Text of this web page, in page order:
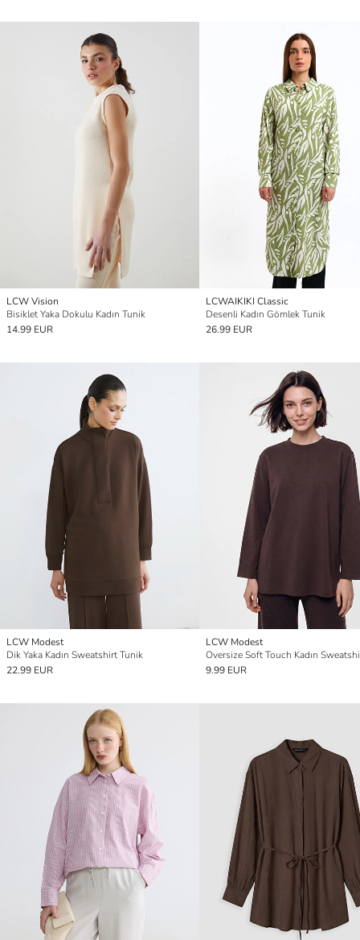
LCW Vision
Bisiklet Yaka Dokulu Kadın Tunik
14.99 EUR
LCWAIKIKI Classic
Desenli Kadın Gömlek Tunik
26.99 EUR
LCW Modest
Dik Yaka Kadın Sweatshirt Tunik
22.99 EUR
LCW Modest
Oversize Soft Touch Kadın
9.99 EUR